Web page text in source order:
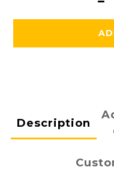
Description